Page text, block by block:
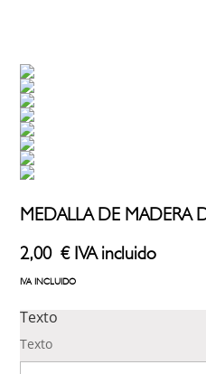
MEDALLA DE MADERA
2,00€ IVA incluido
IVA INCLUIDO
Texto
Texto